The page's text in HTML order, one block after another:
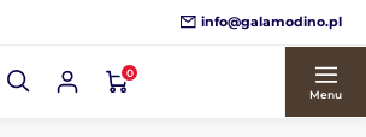
info@galamodino.pl
0
Menu